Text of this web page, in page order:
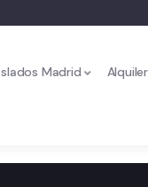
Madrid